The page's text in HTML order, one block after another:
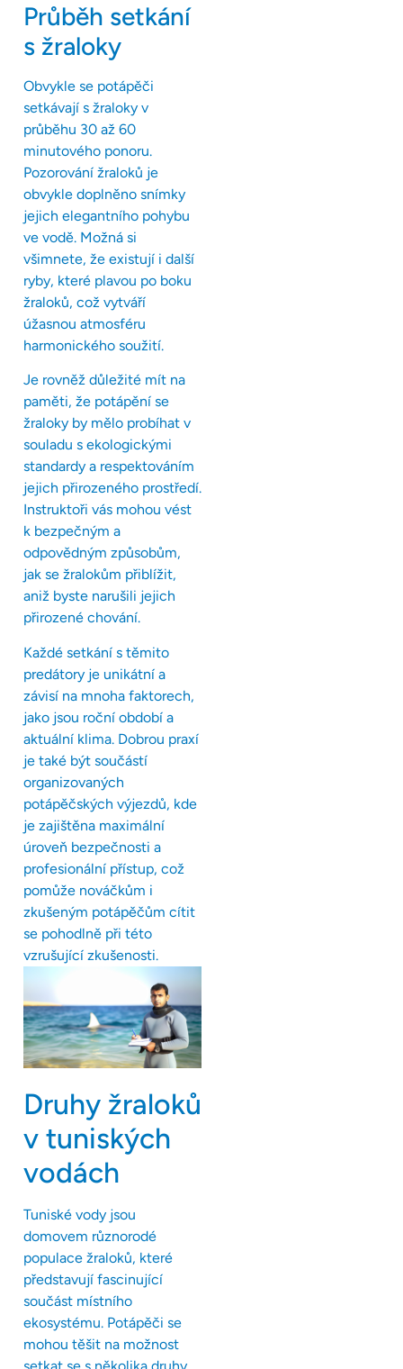
Průběh setkání
s žraloky
Obvykle se potápěči
setkávají s žraloky v
průběhu 30 až 60
minutového ponoru.
Pozorování žraloků je
obvykle doplněno snímky
jejich elegantního pohybu
ve vodě. Možná si
všimnete, že existují i další
ryby, které plavou po boku
žraloků, což vytváří
úžasnou atmosféru
harmonického soužití.
Je rovněž důležité mít na
paměti, že potápění se
žraloky by mělo probíhat v
souladu s ekologickými
standardy a respektováním
jejich přirozeného prostředí.
Instruktoři vás mohou vést
k bezpečným a
odpovědným způsobům,
jak se žralokům přiblížit,
aniž byste narušili jejich
přirozené chování.
Každé setkání s těmito
predátory je unikátní a
závisí na mnoha faktorech,
jako jsou roční období a
aktuální klima. Dobrou praxí
je také být součástí
organizovaných
potápěčských výjezdů, kde
je zajištěna maximální
úroveň bezpečnosti a
profesionální přístup, což
pomůže nováčkům i
zkušeným potápěčům cítit
se pohodlně při této
vzrušující zkušenosti.
Druhy žraloků
v tuniských
vodách
Tuniské vody jsou
domovem různorodé
populace žraloků, které
představují fascinující
součást místního
ekosystému. Potápěči se
mohou těšit na možnost